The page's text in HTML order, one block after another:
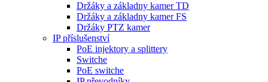
Držáky a základny kamer TD
Držáky a základny kamer FS
Držáky PTZ kamer
IP příslušenství
PoE injektory a splittery
Switche
PoE switche